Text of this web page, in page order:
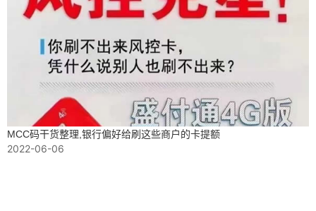
MCC码干货整理,银行偏好给刷这些商户的卡提额
2022-06-06